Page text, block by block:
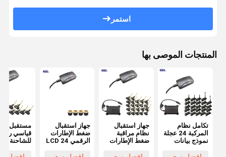
استمر
المنتجات الموصى بها
تكامل نظام
المركبة 24 عجلة
نموذج بيانات
جهاز استقبال
نظام مراقبة
ضغط الإطارات
جهاز استقبال
ضغط الإطارات
الرقمي LCD 24
مستقبل
للشاحنة